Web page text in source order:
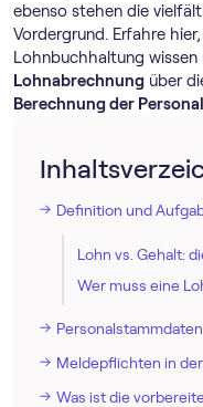
ebenso stehen die
Vordergrund. Erfahre
Lohnbuchhaltung
Lohnabrechnung über
Berechnung der
Definition und
Lohn vs. Gehalt:
Wer muss eine
Meldepflichten in
Was ist die